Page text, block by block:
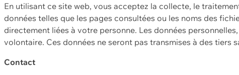
En utilisant ce site web, vous acceptez la collecte, le
données telles que les pages consultées ou les noms des
directement liées à votre personne. Les données
volontaire. Ces données ne seront pas transmises à des tiers
Contact